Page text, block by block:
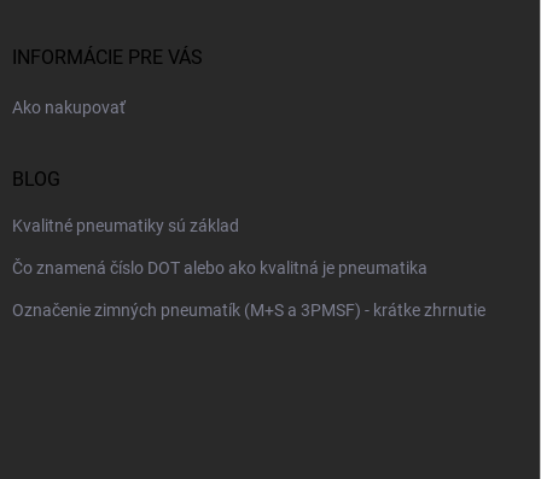
INFORMÁCIE PRE VÁS
Ako nakupovať
BLOG
Kvalitné pneumatiky sú základ
Čo znamená číslo DOT alebo ako kvalitná je pneumatika
Označenie zimných pneumatík (M+S a 3PMSF) - krátke zhrnutie